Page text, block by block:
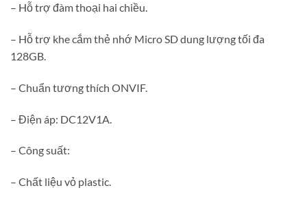
– Hỗ trợ đàm thoại hai chiều.
– Hỗ trợ khe cắm thẻ nhớ Micro SD dung lượng tối đa
128GB.
– Chuẩn tương thích ONVIF.
– Điện áp: DC12V1A.
– Công suất:
– Chất liệu vỏ plastic.